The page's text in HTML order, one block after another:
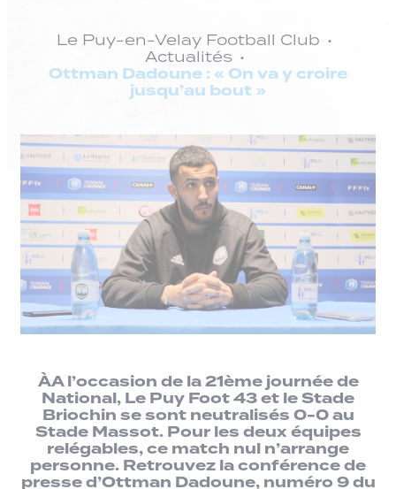
Le Puy-en-Velay Football Club
Actualités
Ottman Dadoune : « On va y croire
jusqu’au bout »
ÀA l’occasion de la 21ème journée de
National, Le Puy Foot 43 et le Stade
Briochin se sont neutralisés 0-0 au
Stade Massot. Pour les deux équipes
relégables, ce match nul n’arrange
personne. Retrouvez la conférence de
presse d’Ottman Dadoune, numéro 9 du